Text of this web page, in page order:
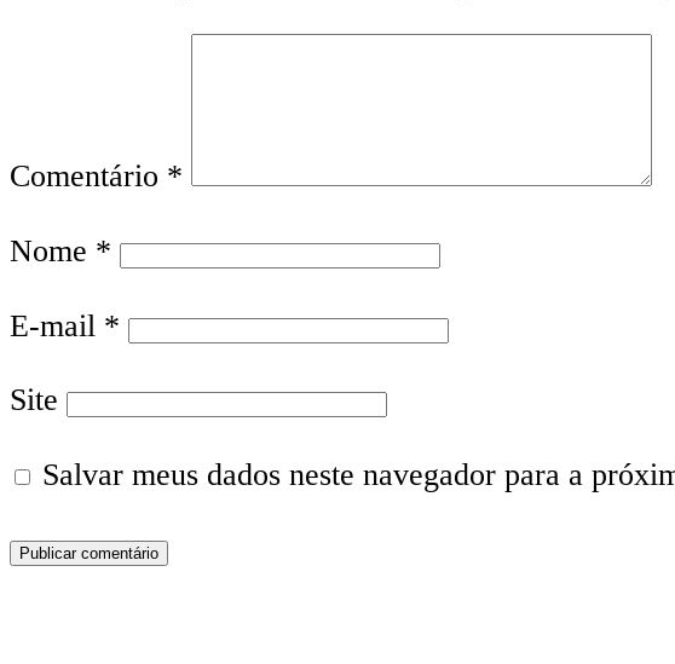
Comentário *
Nome *
E-mail *
Site
Salvar meus dados neste navegador para a